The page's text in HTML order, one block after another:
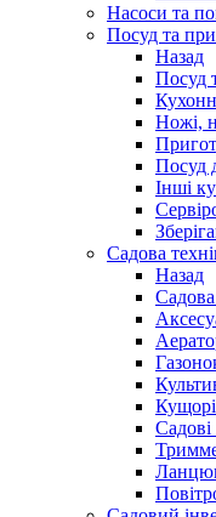
Насоси та
Посуд та
Назад
Посуд
Ножі,
Посуд
Інші
Садова
Назад
Садова
Садові